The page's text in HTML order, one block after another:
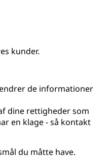
kunder.
de informationer
dine rettigheder som
en klage - så kontakt
du måtte have.